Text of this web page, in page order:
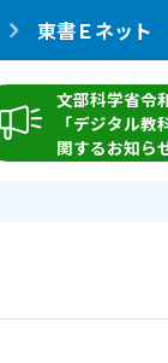
東書Ｅネット
文部科学省令
「デジタル教
関するお知ら